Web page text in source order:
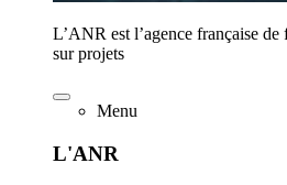
L’ANR est l’agence française
sur projets
Menu
L'ANR